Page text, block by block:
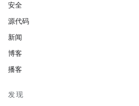
安全
源代码
新闻
博客
播客
发现